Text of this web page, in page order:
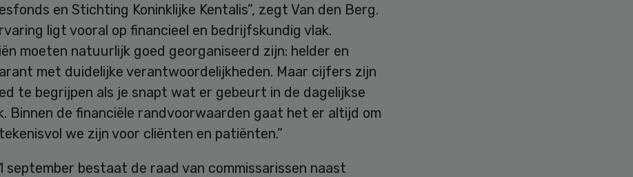
en Stichting Koninklijke Kentalis”, zegt Van den Berg.
ligt vooral op financieel en bedrijfskundig vlak.
moeten natuurlijk goed georganiseerd zijn: helder en
met duidelijke verantwoordelijkheden. Maar cijfers zijn
te begrijpen als je snapt wat er gebeurt in de dagelijkse
Binnen de financiële randvoorwaarden gaat het er altijd om
we zijn voor cliënten en patiënten.”
september bestaat de raad van commissarissen naast